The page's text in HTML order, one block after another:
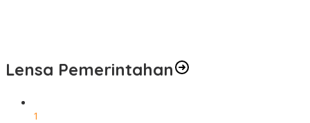
Lensa Pemerintahan
1